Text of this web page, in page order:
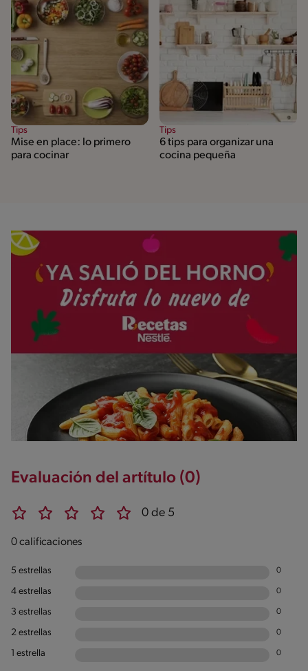
Tips
Mise en place: lo primero
para cocinar
Tips
6 tips para organizar una
cocina pequeña
Evaluación del artítulo (0)
0 de 5
0 calificaciones
5 estrellas 0
4 estrellas 0
3 estrellas 0
2 estrellas 0
1 estrella 0